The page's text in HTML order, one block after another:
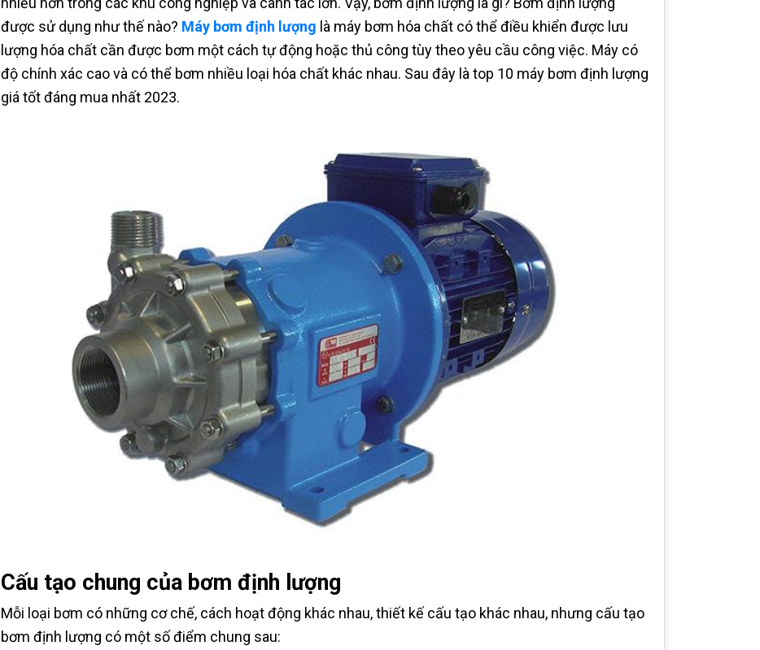
được sử dụng như thế nào? Máy bơm định lượng là máy bơm hóa chất có thể điều khiển được lưu
lượng hóa chất cần được bơm một cách tự động hoặc thủ công tùy theo yêu cầu công việc. Máy có
độ chính xác cao và có thể bơm nhiều loại hóa chất khác nhau. Sau đây là top 10 máy bơm định lượng
giá tốt đáng mua nhất 2023.
Cấu tạo chung của bơm định lượng
Mỗi loại bơm có những cơ chế, cách hoạt động khác nhau, thiết kế cấu tạo khác nhau, nhưng cấu tạo
bơm định lượng có một số điểm chung sau: